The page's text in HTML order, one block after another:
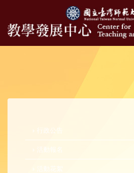
行政公告
活動報名
活動花絮